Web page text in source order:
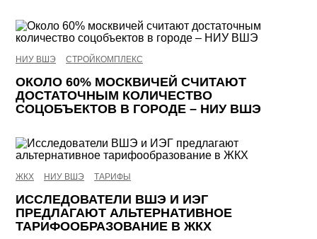
НИУ ВШЭ СТРОЙКОМПЛЕКС
ОКОЛО 60% МОСКВИЧЕЙ СЧИТАЮТ
ДОСТАТОЧНЫМ КОЛИЧЕСТВО
СОЦОБЪЕКТОВ В ГОРОДЕ – НИУ ВШЭ
ЖКХ НИУ ВШЭ ТАРИФЫ
ИССЛЕДОВАТЕЛИ ВШЭ И ИЭГ
ПРЕДЛАГАЮТ АЛЬТЕРНАТИВНОЕ
ТАРИФООБРАЗОВАНИЕ В ЖКХ